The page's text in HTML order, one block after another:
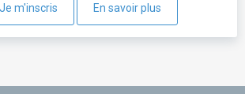
Je m'inscris En savoir plus